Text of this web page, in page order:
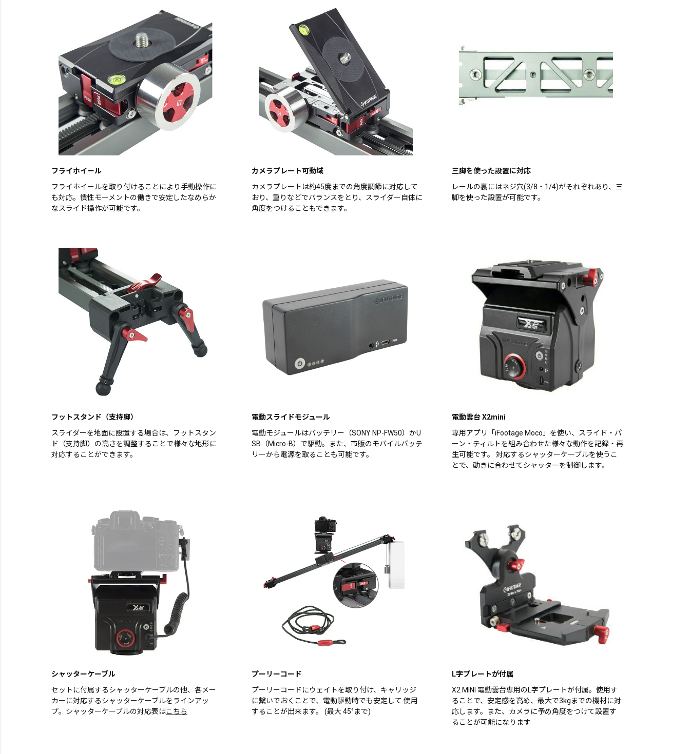
フライホイール
フライホイールを取り付けることにより手動操作に
も対応。慣性モーメントの働きで安定したなめらか
なスライド操作が可能です。
カメラプレート可動域
カメラプレートは約45度までの角度調節に対応して
おり、重りなどでバランスをとり、スライダー自体に
角度をつけることもできます。
三脚を使った設置に対応
レールの裏にはネジ穴(3/8・1/4)がそれぞれあり、三
脚を使った設置が可能です。
フットスタンド（支持脚）
スライダーを地面に設置する場合は、フットスタン
ド（支持脚）の高さを調整することで様々な地形に
対応することができます。
電動スライドモジュール
電動モジュールはバッテリー（SONY NP-FW50）かU
SB（Micro-B）で駆動。また、市販のモバイルバッテ
リーから電源を取ることも可能です。
電動雲台 X2mini
専用アプリ「iFootage Moco」を使い、スライド・パ
ーン・ティルトを組み合わせた様々な動作を記録・再
生可能です。 対応するシャッターケーブルを使うこ
とで、動きに合わせてシャッターを制御します。
シャッターケーブル
セットに付属するシャッターケーブルの他、各メー
カーに対応するシャッターケーブルをラインアッ
プ。シャッターケーブルの対応表はこちら
プーリーコード
プーリーコードにウェイトを取り付け、キャリッジ
に繋いでおくことで、電動駆動時でも安定して 使用
することが出来ます。 (最大 45°まで)
L字プレートが付属
X2 MINI 電動雲台専用のL字プレートが付属。使用す
ることで、安定感を高め、最大で3kgまでの機材に対
応します。また、カメラに予め角度をつけて設置す
ることが可能になります